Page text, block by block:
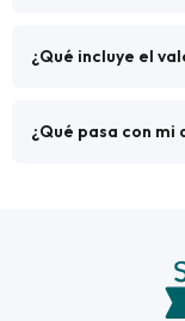
¿Qué incluye el
¿Qué pasa con mi